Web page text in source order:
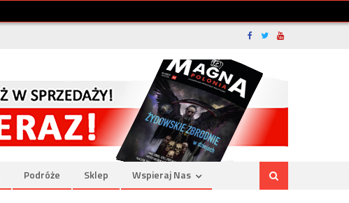
Podróże Sklep Wspieraj Nas